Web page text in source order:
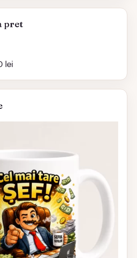
pret
lei